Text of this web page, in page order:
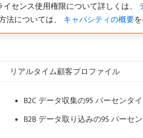
センス使用権限について詳しくは、
については、
​ キャパシティの概要
リアルタイム顧客プロファイル
B2C データ収集の95 パーセンタ
B2B データ取り込みの95 パーセ